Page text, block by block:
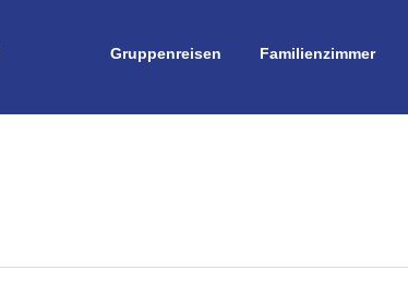
Gruppenreisen Familienzimmer